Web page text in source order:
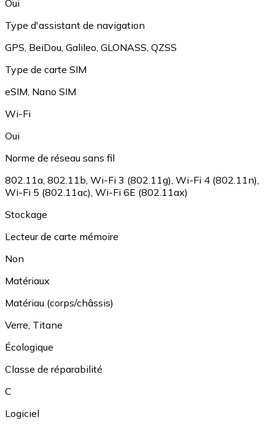
Oui
Type d'assistant de navigation
GPS BeiDou Galileo GLONASS QZSS
Type de carte SIM
eSIM Nano SIM
Wi-Fi
Oui
Norme de réseau sans fil
802.11a 802.11b Wi-Fi 3 (802.11g) Wi-Fi 4 (802.11n)
Wi-Fi 5 (802.11ac) Wi-Fi 6E (802.11ax)
Stockage
Lecteur de carte mémoire
Non
Matériaux
Matériau (corps/châssis)
Verre Titane
Écologique
Classe de réparabilité
C
Logiciel